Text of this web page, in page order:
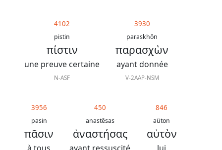
4102
pistin
πίστιν
une preuve certaine
N-ASF
3930
paraskhôn
παρασχὼν
ayant donnée
V-2AAP-NSM
3956
pasin
πᾶσιν
450
anastêsas
ἀναστήσας
846
aüton
αὐτὸν
Signaler
une
Participer